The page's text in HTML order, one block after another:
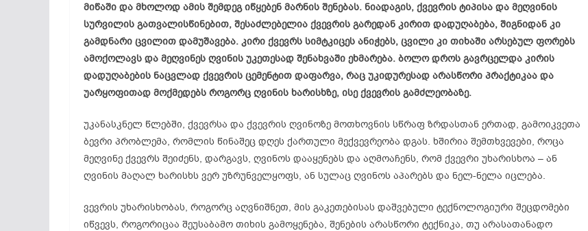
მიწაში და მხოლოდ ამის შემდეგ იწყებენ მარნის შენებას. ნიადაგის, ქვევრის ტიპისა და მეღვინის
სურვილის გათვალისწინებით, შესაძლებელია ქვევრის გარედან კირით დადუღაბება, შიგნიდან კი
გამდნარი ცვილით დამუშავება. კირი ქვევრს სიმტკიცეს ანიჭებს, ცვილი კი თიხაში არსებულ ფორებს
ამოქოლავს და მეღვინეს ღვინის უკეთესად შენახვაში ეხმარება. ბოლო დროს გავრცელდა კირის
დადუღაბების ნაცვლად ქვევრის ცემენტით დაფარვა, რაც უკიდურესად არასწორი პრაქტიკაა და
უარყოფითად მოქმედებს როგორც ღვინის ხარისხზე, ისე ქვევრის გამძლეობაზე.
უკანასკნელ წლებში, ქვევრსა და ქვევრის ღვინოზე მოთხოვნის სწრაფ ზრდასთან ერთად, გამოიკვეთა
ბევრი პრობლემა, რომლის წინაშეც დღეს ქართული მექვევრეობა დგას. ხშირია შემთხვევები, როცა
მეღვინე ქვევრს შეიძენს, დარგავს, ღვინოს დააყენებს და აღმოაჩენს, რომ ქვევრი უხარისხოა – ან
ღვინის მაღალ ხარისხს ვერ უზრუნველყოფს, ან სულაც ღვინოს აპარებს და ნელ-ნელა იცლება.
ვევრის უხარისხობას, როგორც აღვნიშნეთ, მის გაკეთებისას დაშვებული ტექნოლოგიური შეცდომები
იწვევს, როგორიცაა შეუსაბამო თიხის გამოყენება, შენების არასწორი ტექნიკა, თუ არასათანადო